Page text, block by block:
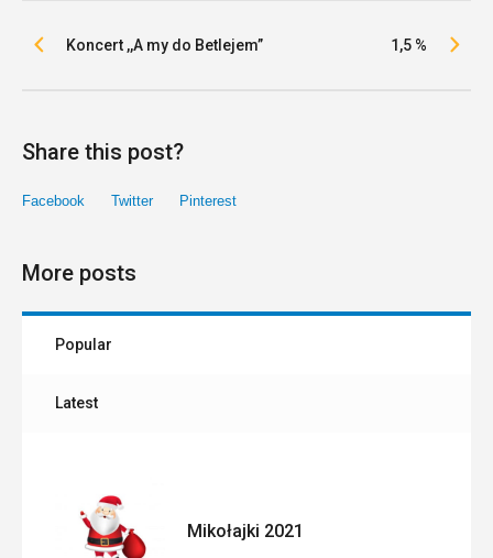
1,5 %
Koncert ,,A my do Betlejem”
Share this post?
Facebook Twitter Pinterest
More posts
Popular
Latest
Mikołajki 2021